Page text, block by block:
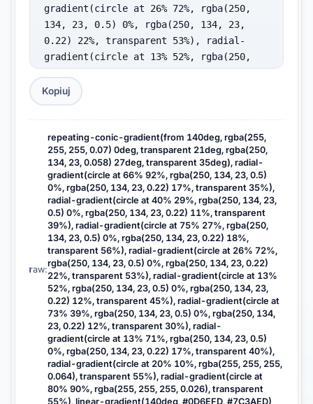
gradient(circle at 26% 72%, rgba(250,
134, 23, 0.5) 0%, rgba(250, 134, 23,
0.22) 22%, transparent 53%), radial-
gradient(circle at 13% 52%, rgba(250,
0.22) 12%, transparent 45%), radial-
gradient(circle at 73% 39%, rgba(250,
134, 23, 0.5) 0%, rgba(250, 134, 23,
0.22) 12%, transparent 30%), radial-
gradient(circle at 13% 71%, rgba(250,
134, 23, 0.5) 0%, rgba(250, 134, 23,
0.22) 17%, transparent 40%), radial-
gradient(circle at 20% 10%, rgba(255,
255, 255, 0.064), transparent 55%),
radial-gradient(circle at 80% 90%,
rgba(255, 255, 255, 0.026), transparent
55%), linear-gradient(140deg, #0D6EFD,
#7C3AED);
  background-size: cover;
  background-repeat: no-repeat;
  background-position: center;
  filter: blur(10px);
}
Kopiuj
raw:
repeating-conic-gradient(from 140deg, rgba(255,
255, 255, 0.07) 0deg, transparent 21deg, rgba(250,
134, 23, 0.058) 27deg, transparent 35deg), radial-
gradient(circle at 66% 92%, rgba(250, 134, 23, 0.5)
0%, rgba(250, 134, 23, 0.22) 17%, transparent 35%),
radial-gradient(circle at 40% 29%, rgba(250, 134, 23,
0.5) 0%, rgba(250, 134, 23, 0.22) 11%, transparent
39%), radial-gradient(circle at 75% 27%, rgba(250,
134, 23, 0.5) 0%, rgba(250, 134, 23, 0.22) 18%,
transparent 56%), radial-gradient(circle at 26% 72%,
rgba(250, 134, 23, 0.5) 0%, rgba(250, 134, 23, 0.22)
22%, transparent 53%), radial-gradient(circle at 13%
52%, rgba(250, 134, 23, 0.5) 0%, rgba(250, 134, 23,
0.22) 12%, transparent 45%), radial-gradient(circle at
73% 39%, rgba(250, 134, 23, 0.5) 0%, rgba(250, 134,
23, 0.22) 12%, transparent 30%), radial-
gradient(circle at 13% 71%, rgba(250, 134, 23, 0.5)
0%, rgba(250, 134, 23, 0.22) 17%, transparent 40%),
radial-gradient(circle at 20% 10%, rgba(255, 255, 255,
0.064), transparent 55%), radial-gradient(circle at
80% 90%, rgba(255, 255, 255, 0.026), transparent
55%), linear-gradient(140deg, #0D6EFD, #7C3AED)